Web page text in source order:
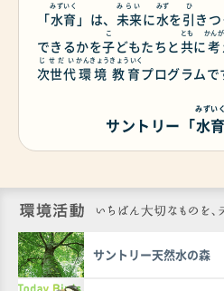
「水育
みずいく
」は、 未来
みらい
に水
みず
を引
ひ
きつ
できるかを子
こ
どもたちと共
とも
に考
かんが
次世代
じせだい
環境
かんきょう
教育
きょういく
プログラムで
サントリー「水育
みずいく
サントリー天然水の森